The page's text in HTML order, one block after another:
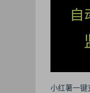
小红薯一键